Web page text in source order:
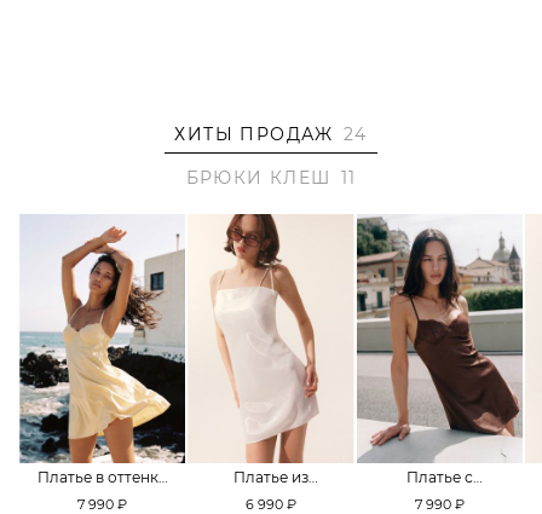
ХИТЫ ПРОДАЖ 24
БРЮКИ КЛЕШ
11
Платье в оттенке
Pale Banana
7 990 ₽
Платье из
смесовой вискозы
6 990 ₽
Платье с
кружевной
7 990 ₽